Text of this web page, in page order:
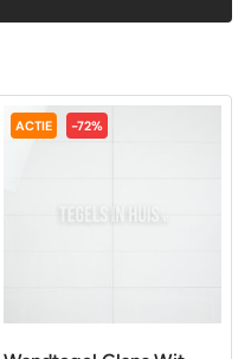
ACTIE -72%